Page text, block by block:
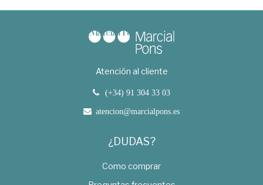
Atención al cliente
(+34) 91 304 33 03
atencion@marcialpons.es
¿DUDAS?
Como comprar